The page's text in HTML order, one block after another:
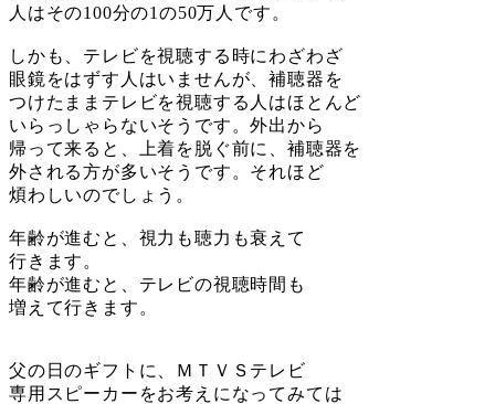
人はその100分の1の50万人です。
しかも、テレビを視聴する時にわざわざ
眼鏡をはずす人はいませんが、補聴器を
つけたままテレビを視聴する人はほとんど
いらっしゃらないそうです。外出から
帰って来ると、上着を脱ぐ前に、補聴器を
外される方が多いそうです。それほど
煩わしいのでしょう。
年齢が進むと、視力も聴力も衰えて
行きます。
年齢が進むと、テレビの視聴時間も
増えて行きます。
父の日のギフトに、ＭＴＶＳテレビ
専用スピーカーをお考えになってみては